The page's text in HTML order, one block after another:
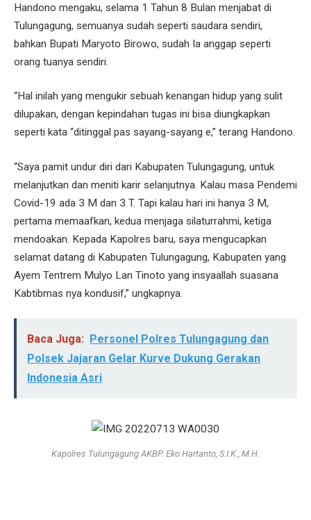
Handono mengaku, selama 1 Tahun 8 Bulan menjabat di
Tulungagung, semuanya sudah seperti saudara sendiri,
bahkan Bupati Maryoto Birowo, sudah Ia anggap seperti
orang tuanya sendiri.
“Hal inilah yang mengukir sebuah kenangan hidup yang sulit
dilupakan, dengan kepindahan tugas ini bisa diungkapkan
seperti kata “ditinggal pas sayang-sayang e,” terang Handono.
“Saya pamit undur diri dari Kabupaten Tulungagung, untuk
melanjutkan dan meniti karir selanjutnya. Kalau masa Pendemi
Covid-19 ada 3 M dan 3 T. Tapi kalau hari ini hanya 3 M,
pertama memaafkan, kedua menjaga silaturrahmi, ketiga
mendoakan. Kepada Kapolres baru, saya mengucapkan
selamat datang di Kabupaten Tulungagung, Kabupaten yang
Ayem Tentrem Mulyo Lan Tinoto yang insyaallah suasana
Kabtibmas nya kondusif,” ungkapnya.
Baca Juga: Personel Polres Tulungagung dan
Polsek Jajaran Gelar Kurve Dukung Gerakan
Indonesia Asri
Kapolres Tulungagung AKBP. Eko Hartanto, S.I.K., M.H.